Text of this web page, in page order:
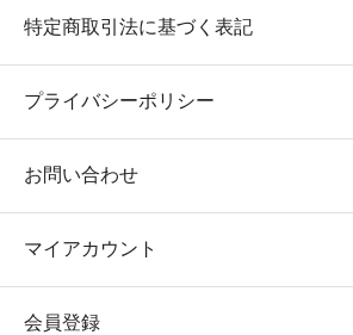
特定商取引法に基づく表記
プライバシーポリシー
お問い合わせ
マイアカウント
会員登録